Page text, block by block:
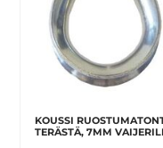
KOUSSI
TERÄSTÄ, 7MM